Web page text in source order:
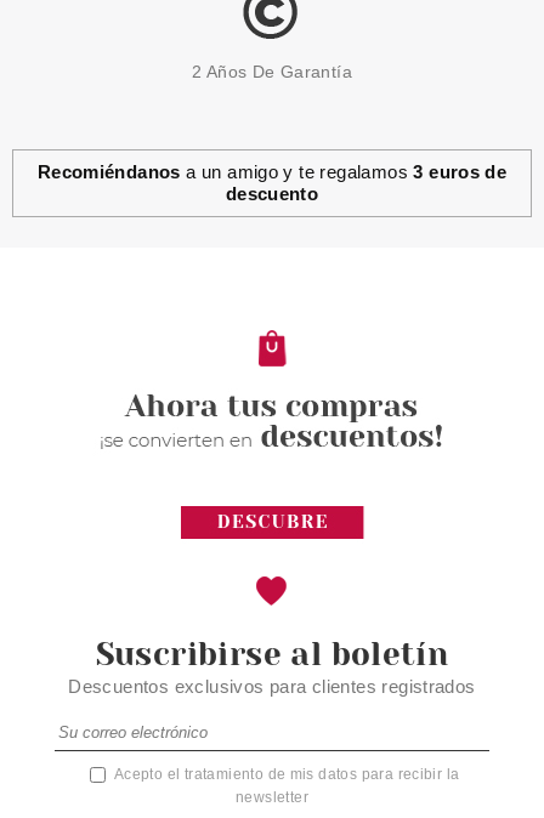
THIERRY MUGLER
46.75€
2 Años De Garantía
Recomiéndanos a un amigo y te regalamos3 euros de
descuento
Suscribirse al boletín
Descuentos exclusivos para clientes registrados
Acepto el tratamiento de mis datos para recibir la
newsletter